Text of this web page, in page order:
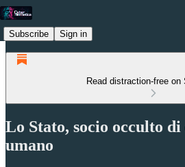
Subscribe Sign in
Read distraction-free on
Lo Stato, socio occulto
umano